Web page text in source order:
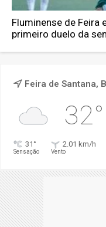
Fluminense de Feira
primeiro duelo da
Feira de Santana,
32°
31°
Sensação
2.01 km/h
Vento